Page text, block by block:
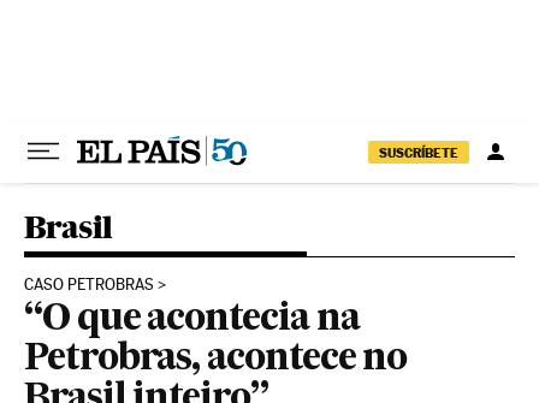
SUSCRÍBETE
Brasil
CASO PETROBRAS
“O que acontecia na
Petrobras, acontece no